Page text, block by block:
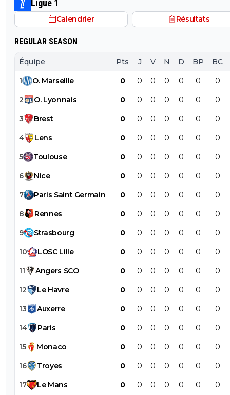
eux ils otn eu Adeymi pour 29M on va vouloir me faire
la pillule que c'est bien ? et allez vous faire foutre C'est
Kroupi Jr qu'il fallait putain !
Ligue 1
Calendrier Résultats
REGULAR SEASON
Équipe Pts J V N D BP BC
1 O. Marseille 0 0 0 0 0 0 0
2 O. Lyonnais 0 0 0 0 0 0 0
3 Brest 0 0 0 0 0 0 0
4 Lens 0 0 0 0 0 0 0
5 Toulouse 0 0 0 0 0 0 0
6 Nice 0 0 0 0 0 0 0
7 Paris Saint Germain 0 0 0 0 0 0 0
8 Rennes 0 0 0 0 0 0 0
9 Strasbourg 0 0 0 0 0 0 0
10 LOSC Lille 0 0 0 0 0 0 0
11 Angers SCO 0 0 0 0 0 0 0
12 Le Havre 0 0 0 0 0 0 0
13 Auxerre 0 0 0 0 0 0 0
14 Paris 0 0 0 0 0 0 0
15 Monaco 0 0 0 0 0 0 0
16 Troyes 0 0 0 0 0 0 0
17 Le Mans 0 0 0 0 0 0 0